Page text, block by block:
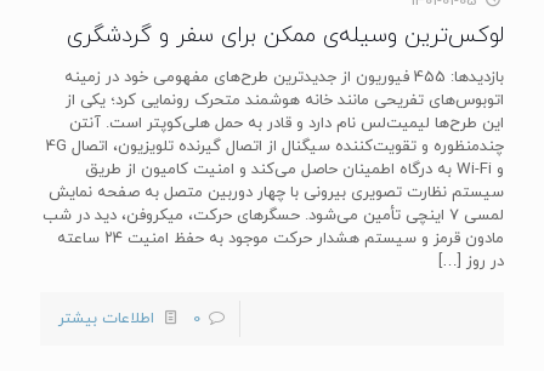
لوکس‌ترین وسیله‌ی ممکن برای سفر و گردشگری
بازدیدها: 455 فیوریون از جدیدترین طرح‌های مفهومی خود در زمینه
اتوبوس‌های تفریحی مانند خانه هوشمند متحرک رونمایی کرد؛ یکی از
این طرح‌ها لیمیت‌لس نام دارد و قادر به حمل هلی‌کوپتر است. آنتن
چندمنظوره و تقویت‌کننده سیگنال از اتصال گیرنده تلویزیون، اتصال 4G
و Wi-Fi به درگاه اطمینان حاصل می‌کند و امنیت کامیون از طریق
سیستم نظارت تصویری بیرونی با چهار دوربین متصل به صفحه نمایش
لمسی ۷ اینچی تأمین می‌شود. حسگرهای حرکت، میکروفن، دید در شب
مادون قرمز و سیستم هشدار حرکت موجود به حفظ امنیت ۲۴ ساعته
در روز […]
0 اطلاعات بیشتر